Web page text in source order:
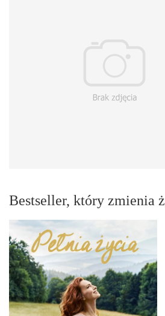
Bestseller, który zmienia